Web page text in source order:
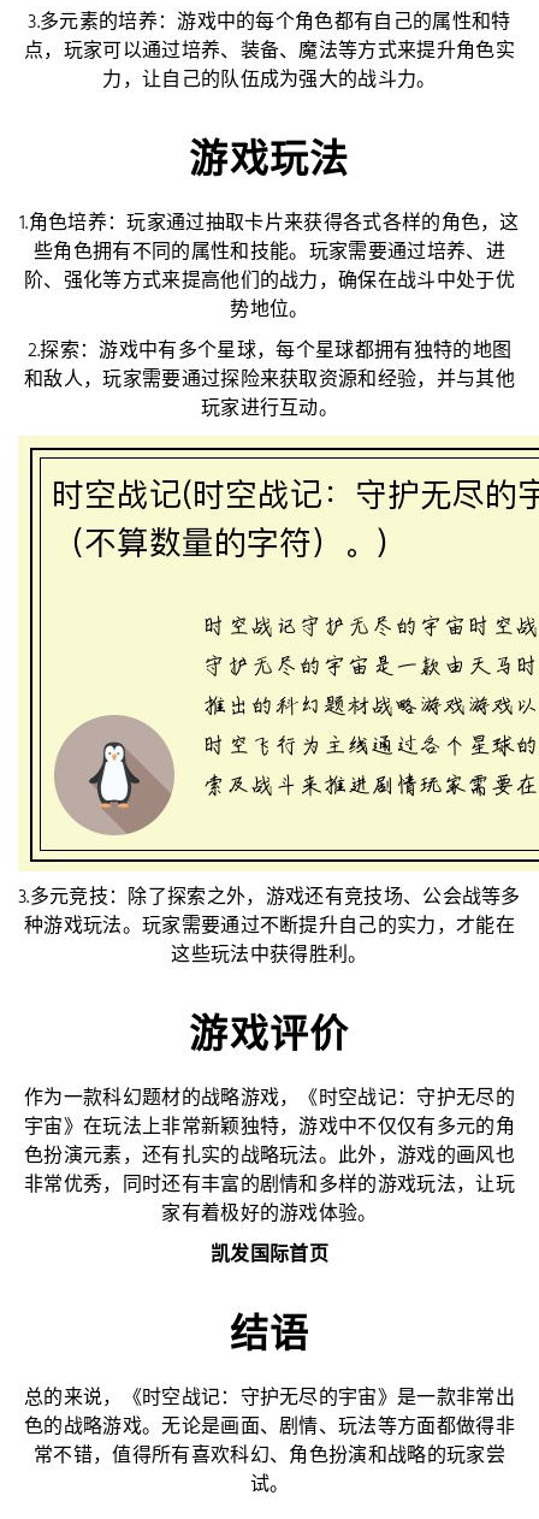
3.多元素的培养：游戏中的每个角色都有自己的属性和特
点，玩家可以通过培养、装备、魔法等方式来提升角色实
力，让自己的队伍成为强大的战斗力。
游戏玩法
1.角色培养：玩家通过抽取卡片来获得各式各样的角色，这
些角色拥有不同的属性和技能。玩家需要通过培养、进
阶、强化等方式来提高他们的战力，确保在战斗中处于优
势地位。
2.探索：游戏中有多个星球，每个星球都拥有独特的地图
和敌人，玩家需要通过探险来获取资源和经验，并与其他
玩家进行互动。
3.多元竞技：除了探索之外，游戏还有竞技场、公会战等多
种游戏玩法。玩家需要通过不断提升自己的实力，才能在
这些玩法中获得胜利。
游戏评价
作为一款科幻题材的战略游戏，《时空战记：守护无尽的
宇宙》在玩法上非常新颖独特，游戏中不仅仅有多元的角
色扮演元素，还有扎实的战略玩法。此外，游戏的画风也
非常优秀，同时还有丰富的剧情和多样的游戏玩法，让玩
家有着极好的游戏体验。
凯发国际首页
结语
总的来说，《时空战记：守护无尽的宇宙》是一款非常出
色的战略游戏。无论是画面、剧情、玩法等方面都做得非
常不错，值得所有喜欢科幻、角色扮演和战略的玩家尝
试。